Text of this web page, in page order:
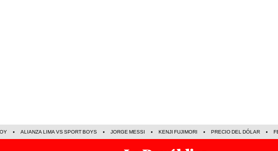
ALIANZA LIMA VS SPORT BOYS JORGE MESSI KENJI FUJIMORI PRECIO DEL DÓLAR